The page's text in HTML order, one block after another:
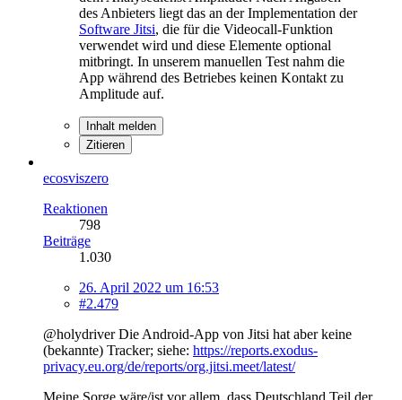
des Anbieters liegt das an der Implementation der
Software Jitsi, die für die Videocall-Funktion
verwendet wird und diese Elemente optional
mitbringt. In unserem manuellen Test nahm die
App während des Betriebes keinen Kontakt zu
Amplitude auf.
Inhalt melden
Zitieren
ecosviszero
Reaktionen
798
Beiträge
1.030
26. April 2022 um 16:53
#2.479
@holydriver Die Android-App von Jitsi hat aber keine
(bekannte) Tracker; siehe: https://reports.exodus-
privacy.eu.org/de/reports/org.jitsi.meet/latest/
Meine Sorge wäre/ist vor allem, dass Deutschland Teil der